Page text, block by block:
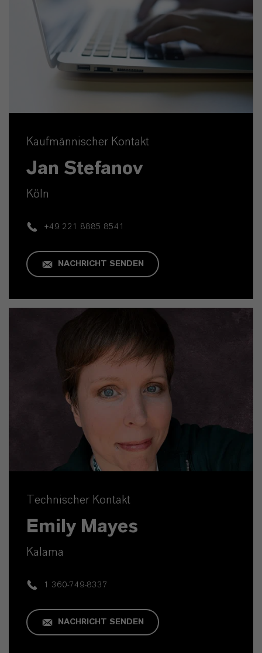
Kaufmännischer Kontakt
Jan Stefanov
Köln
+49 221 8885 8541
NACHRICHT SENDEN
Technischer Kontakt
Emily Mayes
Kalama
1 360-749-8337
NACHRICHT SENDEN